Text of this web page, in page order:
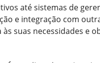
até sistemas de
e integração com
suas necessidades e